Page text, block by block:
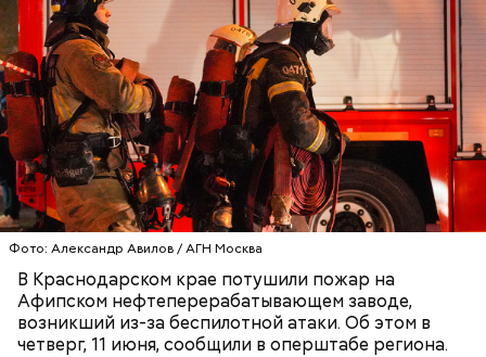
Фото: Александр Авилов / АГН Москва
В Краснодарском крае потушили пожар на
Афипском нефтеперерабатывающем заводе,
возникший из-за беспилотной атаки. Об этом в
четверг, 11 июня, сообщили в оперштабе региона.
Блогеру грозило до семи лет лишения свободы.
— Мы съездили за витаминами, вернулись обратно,
поднялись домой. У него ухудшилось самочувствие
через сутки... Его увезли в больницу,
реанимировали, и там он скончался, — рассказывал
Video
Видео: пресс-служба ГСУ СК по Московской области